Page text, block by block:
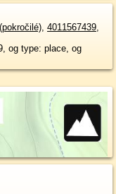
, 4011567439,
og type: place, og